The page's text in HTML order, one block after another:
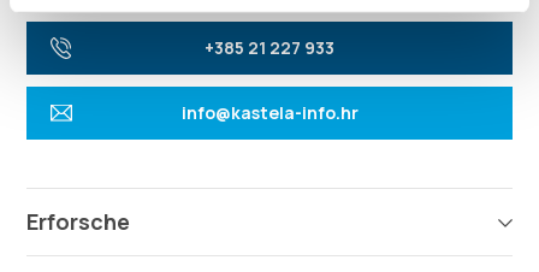
+385 21 227 933
info@kastela-info.hr
Erforsche